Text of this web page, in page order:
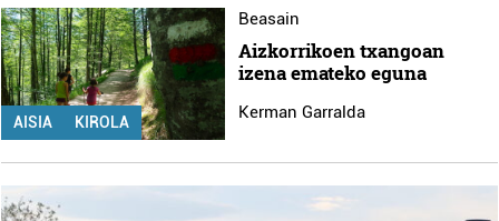
AISIA KIROLA
Beasain
Aizkorrikoen txangoan
izena emateko eguna
Kerman Garralda